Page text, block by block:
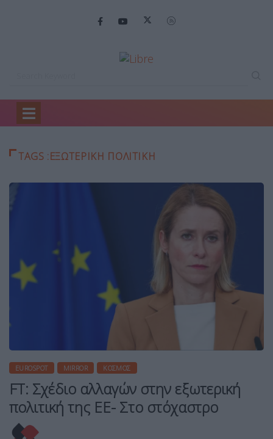
Home
TAGS :ΕΞΩΤΕΡΙΚΗ ΠΟΛΙΤΙΚΗ
EUROSPOT MIRROR ΚΌΣΜΟΣ
FT: Σχέδιο αλλαγών στην εξωτερική
πολιτική της ΕΕ- Στο στόχαστρο